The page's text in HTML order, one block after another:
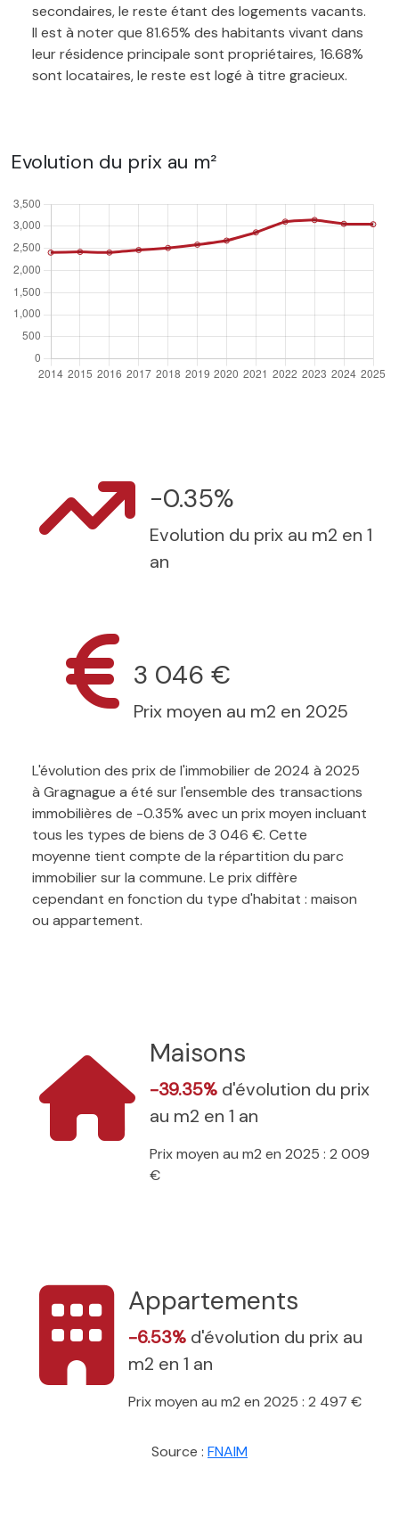
secondaires, le reste étant des logements vacants.
Il est à noter que 81.65% des habitants vivant dans
leur résidence principale sont propriétaires, 16.68%
sont locataires, le reste est logé à titre gracieux.
Evolution du prix au m²
-0.35%
Evolution du prix au m2 en 1
an
3 046 €
Prix moyen au m2 en 2025
L'évolution des prix de l'immobilier de 2024 à 2025
à Gragnague a été sur l'ensemble des transactions
immobilières de -0.35% avec un prix moyen incluant
tous les types de biens de 3 046 €. Cette
moyenne tient compte de la répartition du parc
immobilier sur la commune. Le prix diffère
cependant en fonction du type d'habitat : maison
ou appartement.
Maisons
-39.35% d'évolution du prix
au m2 en 1 an
Prix moyen au m2 en 2025 : 2 009
€
Appartements
-6.53% d'évolution du prix au
m2 en 1 an
Prix moyen au m2 en 2025 : 2 497 €
Source : FNAIM